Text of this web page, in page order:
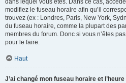
dans lequel vous êtes. Dans ce cas,
modifiez le fuseau horaire afin qu’il
trouvez (ex : Londres, Paris, New York,
du fuseau horaire, comme la plupart des
membres du forum. Donc si vous n’êtes
pour le faire.
Haut
J’ai changé mon fuseau horaire et